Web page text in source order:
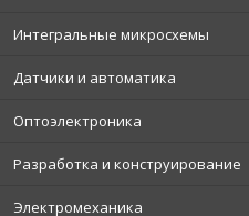
Интегральные микросхемы
Датчики и автоматика
Оптоэлектроника
Разработка и конструирование
Электромеханика